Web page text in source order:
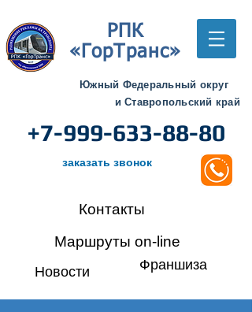
РПК
«ГорТранс»
Южный Федеральный округ
и Ставропольский край
+7-999-633-88-80
заказать звонок
Контакты
Маршруты on-line
Новости Франшиза